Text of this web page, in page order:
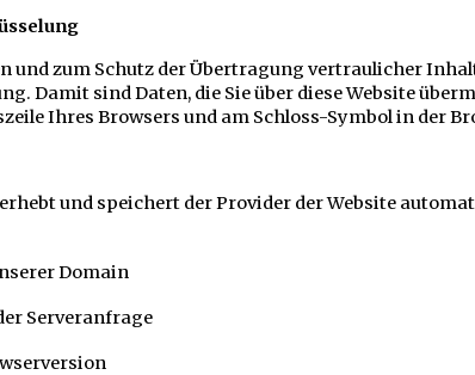
und zum Schutz der Übertragung vertraulicher
Damit sind Daten, die Sie über diese Website
Ihres Browsers und am Schloss-Symbol in der
und speichert der Provider der Website
Domain
Serveranfrage